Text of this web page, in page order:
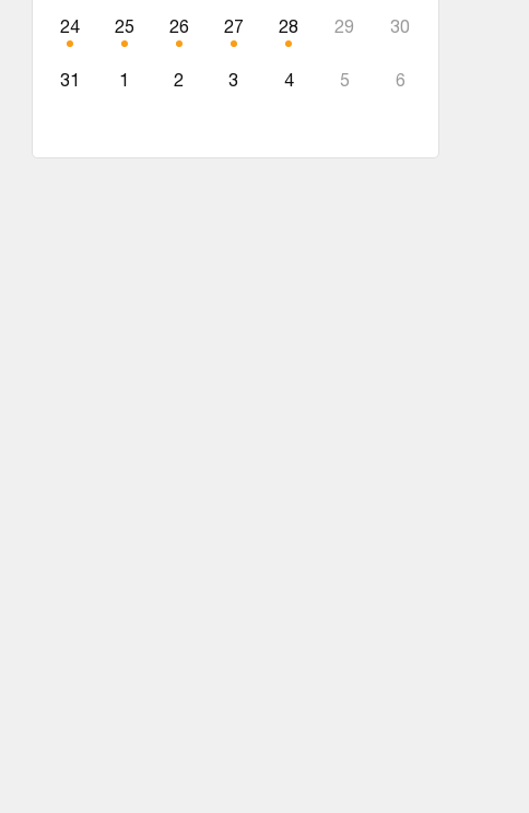
24 25 26 27 28 29 30
31 1 2 3 4 5 6